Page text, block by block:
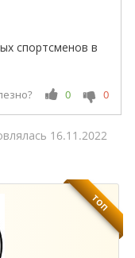
спортсменов в
0 0
16.11.2022
ТОП